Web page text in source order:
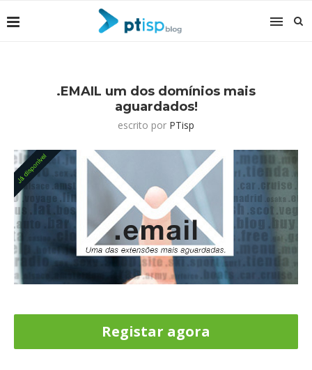
.EMAIL um dos domínios mais
aguardados!
escrito por PTisp
Registar agora